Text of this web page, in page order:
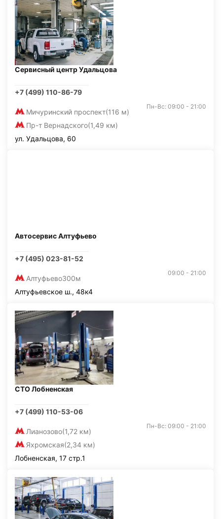
Сервисный центр Удальцова
+7 (499) 110-86-79
Мичуринский проспект(116 м)
Пр-т Вернадского(1,49 км)
Пн-Вс: 09:00 - 21:00
ул. Удальцова, 60
Автосервис Алтуфьево
+7 (495) 023-81-52
Алтуфьево300м
09:00 - 21:00
Алтуфьевское ш., 48к4
СТО Лобненская
+7 (499) 110-53-06
Лианозово(1,72 км)
Яхромская(2,34 км)
Пн-Вс: 09:00 - 21:00
Лобненская, 17 стр.1